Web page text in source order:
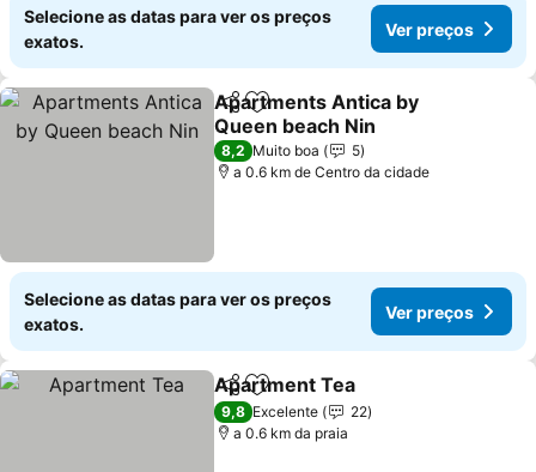
Selecione as datas para ver os preços
exatos.
Ver preços
PartilharAdicionar aos favoritos
Apartments Antica by
Queen beach Nin
8,2 Muito boa
5
a 0.6 km de Centro da cidade
Selecione as datas para ver os preços
exatos.
Ver preços
PartilharAdicionar aos favoritos
Apartment Tea
9,8 Excelente
22
a 0.6 km da praia